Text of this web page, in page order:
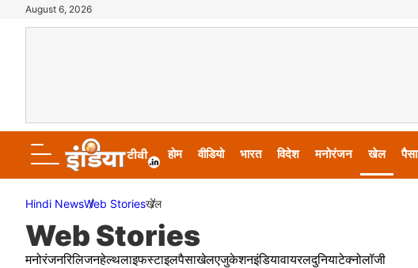
August 6, 2026
होम वीडियो भारत विदेश मनोरंजन खेल पैसा
Hindi NewsWeb Storiesखेल
Web Stories
मनोरंजनरिलिजनहेल्थलाइफस्टाइलपैसाखेलएजुकेशनइंडियावायरलदुनियाटेक्नोलॉजी